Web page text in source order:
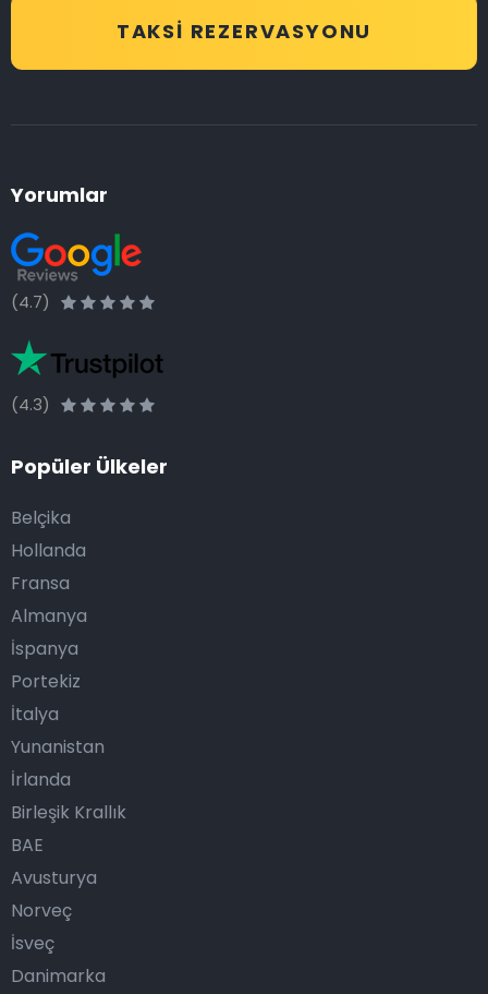
TAKSI REZERVASYONU
Yorumlar
(4.7)
(4.3)
Popüler Ülkeler
Belçika
Hollanda
Fransa
Almanya
İspanya
Portekiz
İtalya
Yunanistan
İrlanda
Birleşik Krallık
BAE
Avusturya
Norveç
İsveç
Danimarka